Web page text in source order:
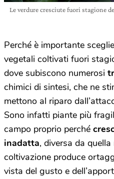
Le verdure cresciute fuori stagione
Perché è importante
vegetali coltivati fuori
dove subiscono numerosi
chimici di sintesi, che ne
mettono al riparo
Sono infatti piante più
campo proprio perché
inadatta, diversa da
coltivazione produce
vista del gusto e